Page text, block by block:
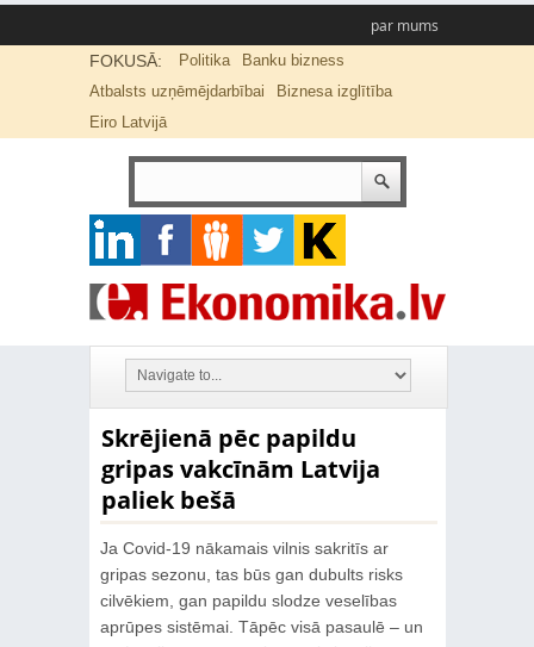
par mums
FOKUSĀ: Politika
Banku bizness
Atbalsts uzņēmējdarbībai
Biznesa izglītība
Eiro Latvijā
Skrējienā pēc papildu
gripas vakcīnām Latvija
paliek bešā
Ja Covid-19 nākamais vilnis sakritīs ar
gripas sezonu, tas būs gan dubults risks
cilvēkiem, gan papildu slodze veselības
aprūpes sistēmai. Tāpēc visā pasaulē – un